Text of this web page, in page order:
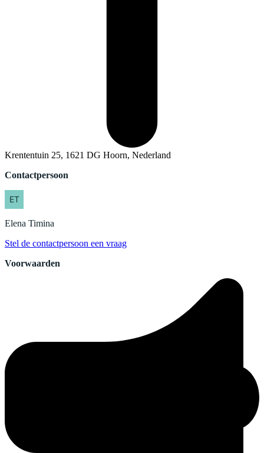
Krententuin 25, 1621 DG Hoorn, Nederland
Contactpersoon
Elena Timina
Stel de contactpersoon een vraag
Voorwaarden